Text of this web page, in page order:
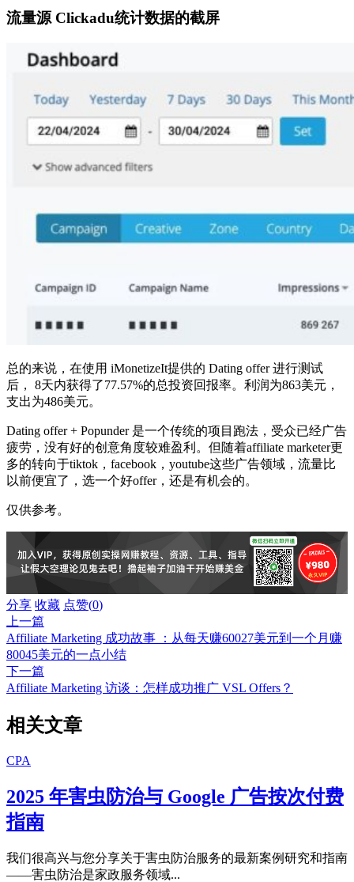
流量源 Clickadu统计数据的截屏
总的来说，在使用 iMonetizeIt提供的 Dating offer 进行测试
后， 8天内获得了77.57%的总投资回报率。利润为863美元，
支出为486美元。
Dating offer + Popunder 是一个传统的项目跑法，受众已经广告
疲劳，没有好的创意角度较难盈利。但随着affiliate marketer更
多的转向于tiktok，facebook，youtube这些广告领域，流量比
以前便宜了，选一个好offer，还是有机会的。
仅供参考。
分享 收藏 点赞(0)
上一篇
Affiliate Marketing 成功故事 ：从每天赚60027美元到一个月赚
80045美元的一点小结
下一篇
Affiliate Marketing 访谈：怎样成功推广 VSL Offers？
相关文章
CPA
2025 年害虫防治与 Google 广告按次付费
指南
我们很高兴与您分享关于害虫防治服务的最新案例研究和指南
——害虫防治是家政服务领域...